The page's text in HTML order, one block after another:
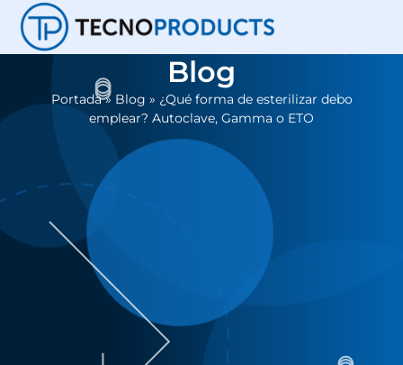
Blog
Portada» Blog » ¿Qué forma de esterilizar debo
emplear? Autoclave, Gamma o ETO